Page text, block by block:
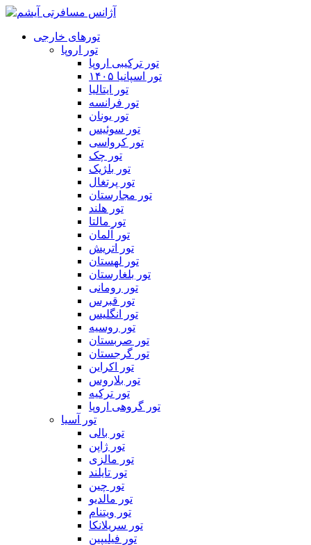
تورهای خارجی
تور اروپا
تور ترکیبی اروپا
تور اسپانیا ۱۴۰۵
تور ایتالیا
تور فرانسه
تور یونان
تور سوئیس
تور کرواسی
تور چک
تور بلژیک
تور پرتغال
تور مجارستان
تور هلند
تور مالتا
تور آلمان
تور اتریش
تور لهستان
تور بلغارستان
تور رومانی
تور قبرس
تور انگلیس
تور روسیه
تور صربستان
تور گرجستان
تور اکراین
تور بلاروس
تور ترکیه
تور گروهی اروپا
تور آسیا
تور بالی
تور ژاپن
تور مالزی
تور تایلند
تور چین
تور مالدیو
تور ویتنام
تور سریلانکا
تور فیلیپین